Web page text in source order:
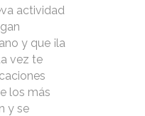
actividad
y que ¡la
vez te
los más
y se